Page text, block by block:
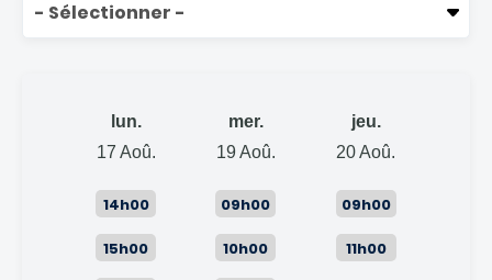
lun.
17 Aoû.
14h00
15h00
mer.
19Aoû.
09h00
10h00
jeu.
20Aoû.
09h00
11h00